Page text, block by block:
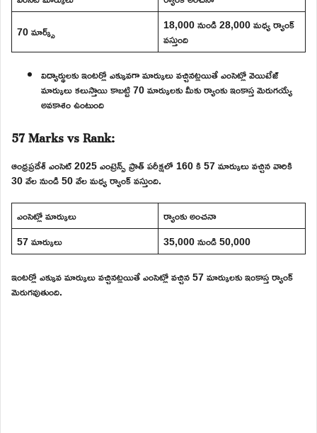
70 మార్క్స్
18,000 నుండి 28,000 మధ్య ర్యాంక్
వస్తుంది
విద్యార్థులకు ఇంటర్లో ఎక్కువగా మార్కులు వచ్చినట్లయితే ఎంసెట్లో వెయిటేజ్
మార్కులు కలుస్తాయి కాబట్టి 70 మార్కులకు మీకు ర్యాంకు ఇంకాస్త మెరుగయ్యే
అవకాశం ఉంటుంది
57 Marks vs Rank:
ఆంధ్రప్రదేశ్ ఎంసెట్ 2025 ఎంట్రెన్స్ ప్రాత్ పరీక్షలో 160 కి 57 మార్కులు వచ్చిన వారికి
30 వేల నుండి 50 వేల మధ్య ర్యాంక్ వస్తుంది.
ఎంసెట్లో మార్కులు
ర్యాంకు అంచనా
57 మార్కులు
35,000 నుండి 50,000
ఇంటర్లో ఎక్కువ మార్కులు వచ్చినట్లయితే ఎంసెట్లో వచ్చిన 57 మార్కులకు ఇంకాస్త ర్యాంక్
మెరుగవుతుంది.